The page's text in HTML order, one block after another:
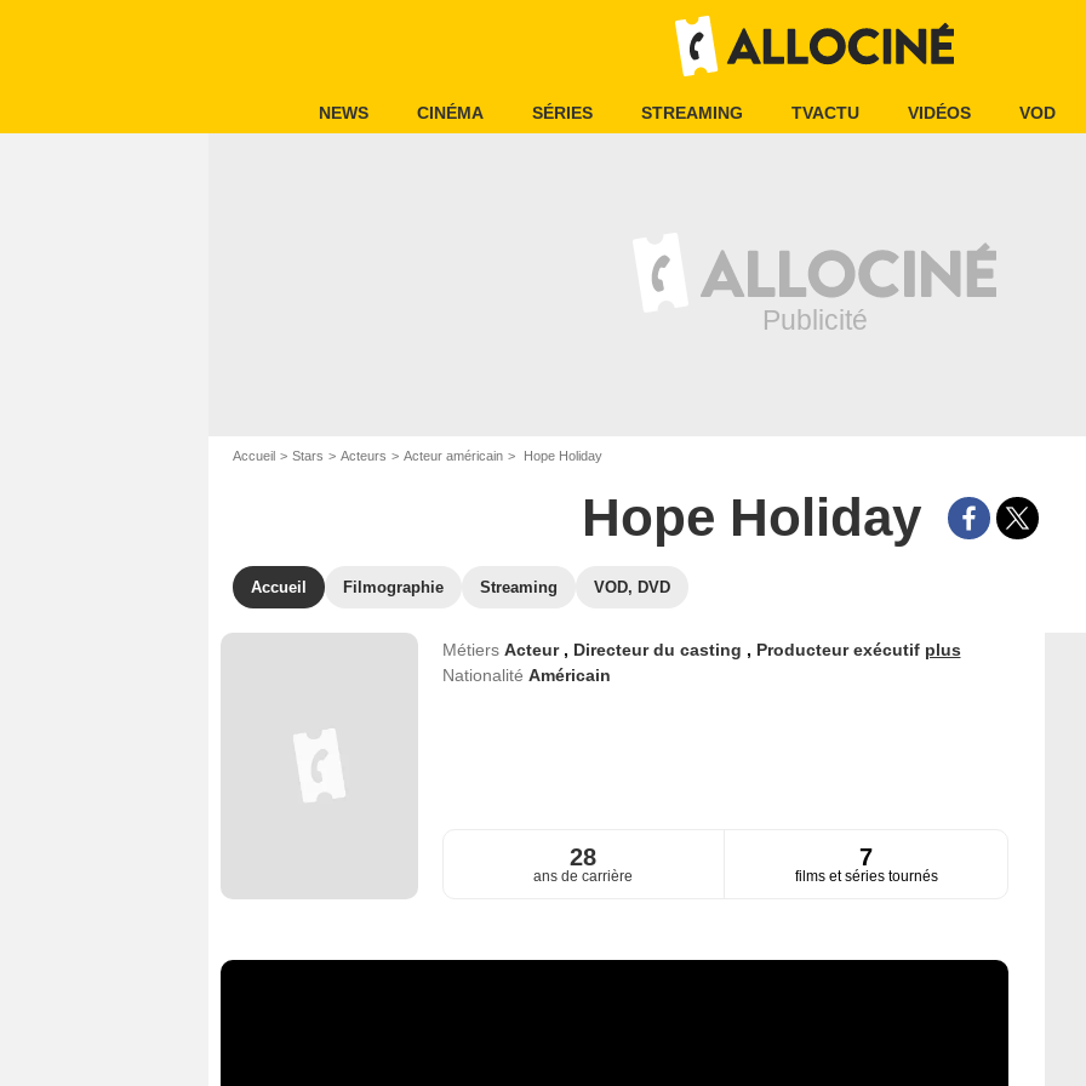
NEWS CINÉMA SÉRIES STREAMING TVACTU VIDÉOS VOD
Accueil Stars Acteurs Acteur américain Hope Holiday
Hope Holiday
Accueil Filmographie Streaming VOD, DVD
Métiers Acteur , Directeur du casting , Producteur exécutif plus
Nationalité Américain
28
ans de carrière
7
films et séries tournés